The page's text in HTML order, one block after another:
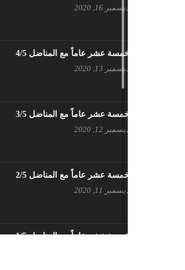
بيان حزب اليسار الديمقراطي السوري
تنويه صادر عن المكتب الإعلامي لحزب
بطاقة تهنئة – حزب اليسار الديمقراطي
أَنقِذوا اللَاجِئين السُوريين في لُبنان –
أبريل 26, 2023
ديسمبر 16, 2020
خمسة عشر عاماً مع المناضل 4/5
ديسمبر 13, 2020
خمسة عشر عاماً مع المناضل 3/5
ديسمبر 12, 2020
خمسة عشر عاماً مع المناضل 2/5
ديسمبر 11, 2020
خمسة عشر عاماً مع المناضل 1/5